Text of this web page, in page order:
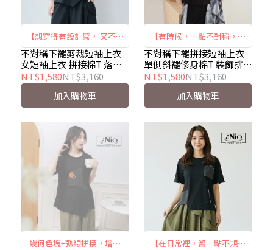
【想穿得有設計感， 又不想
太過張揚】｜異材質拼接 ×
不對稱剪裁 × 俐落修身｜
iNio CHW1102
不對稱下襬剪裁短袖上衣
女短袖上衣 拼接棉T 落肩
上衣 圓領T恤 設計感上衣
iNio衣著美學 CHW1102
NT$1,580NT$3,160
加入購物車
【有時候，一點不對稱，反
而更有自己的樣子】 ｜斜襬
剪裁 × 拼接層次 × 自然修
飾｜iNio CHW1022
不對稱下襬拼接短袖上衣
單側斜襬修身棉T 裝飾排扣
落肩上衣 iNio衣著美學
CHW1022
NT$1,580NT$3,160
加入購物車
幾何色塊+弧線拼接，增添
【在日常裡，留一點不規則